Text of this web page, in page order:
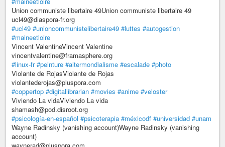
Union communiste libertaire 49Union communiste libertaire 49
ucl49@diaspora-fr.org
#ucl49 #unioncommunistelibertaire49 #luttes #autogestion
#maineetloire
Vincent ValentineVincent Valentine
vincentvalentine@framasphere.org
#linux-fr #peinture #altermondialisme #escalade #photo
Violante de RojasViolante de Rojas
violantederojas@pluspora.com
#coppertop #digitallibrarian #movies #anime #veloster
Viviendo La vidaViviendo La vida
shamash@pod.disroot.org
#psicología-en-español #psicoterapia #méxicodf #universidad #unam
Wayne Radinsky (vanishing account)Wayne Radinsky (vanishing
account)
waynerad@pluspora.com